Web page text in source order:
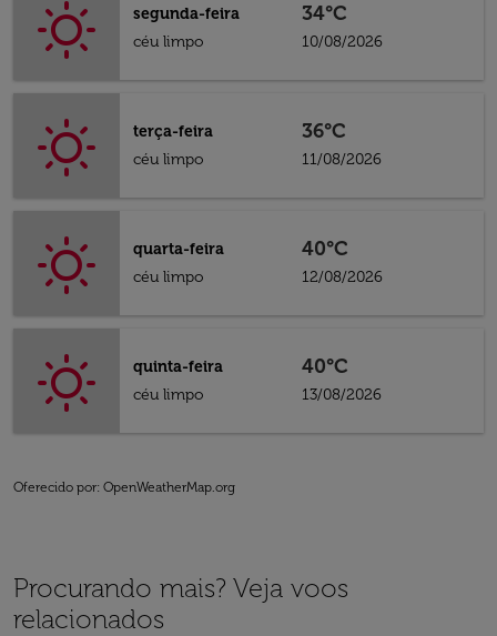
segunda-feira
céu limpo
34°C
10/08/2026
terça-feira
céu limpo
36°C
11/08/2026
quarta-feira
céu limpo
40°C
12/08/2026
quinta-feira
céu limpo
40°C
13/08/2026
Oferecido por: OpenWeatherMap.org
Procurando mais? Veja voos
relacionados